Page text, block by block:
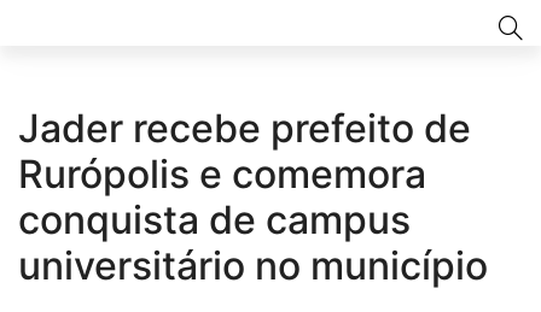
Jader recebe prefeito de
Rurópolis e comemora
conquista de campus
universitário no município